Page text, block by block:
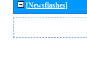
[Newsflashes]